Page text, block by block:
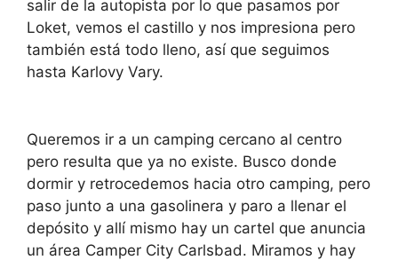
salir de la autopista por lo que pasamos por
Loket, vemos el castillo y nos impresiona pero
también está todo lleno, así que seguimos
hasta Karlovy Vary.
Queremos ir a un camping cercano al centro
pero resulta que ya no existe. Busco donde
dormir y retrocedemos hacia otro camping, pero
paso junto a una gasolinera y paro a llenar el
depósito y allí mismo hay un cartel que anuncia
un área Camper City Carlsbad. Miramos y hay